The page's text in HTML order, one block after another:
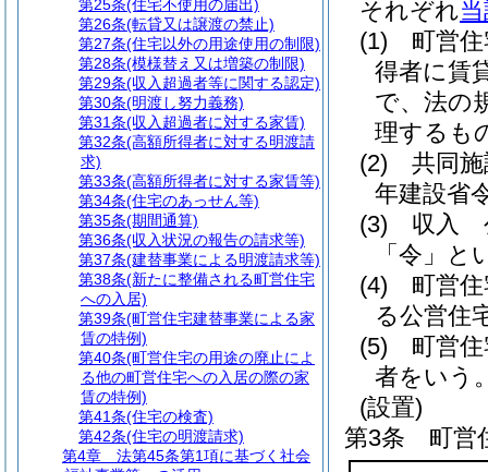
それぞれ
(1)
町営
得者に賃
で、法の
理するも
(2)
共同
年建設省
(3)
収入
「令」と
(4)
町営
る公営住
(5)
町営
者をいう
(設置)
第3条
町営
第25条(住宅不使用の届出)
第26条(転貸又は譲渡の禁止)
第27条(住宅以外の用途使用の制限)
第28条(模様替え又は増築の制限)
第29条(収入超過者等に関する認定)
第30条(明渡し努力義務)
第31条(収入超過者に対する家賃)
第32条(高額所得者に対する明渡請
求)
第33条(高額所得者に対する家賃等)
第34条(住宅のあっせん等)
第35条(期間通算)
第36条(収入状況の報告の請求等)
第37条(建替事業による明渡請求等)
第38条(新たに整備される町営住宅
への入居)
第39条(町営住宅建替事業による家
賃の特例)
第40条(町営住宅の用途の廃止によ
る他の町営住宅への入居の際の家
賃の特例)
第41条(住宅の検査)
第42条(住宅の明渡請求)
第4章
法第45条第1項に基づく社会